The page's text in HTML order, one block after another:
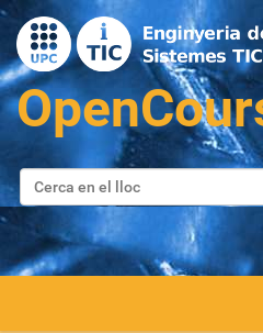
Cerca
Cerca avançada…